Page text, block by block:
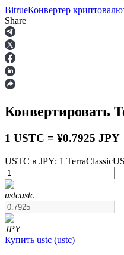
Фьючерсы
USDT-фьючерсы
Фьючерсы с
BitrueКонвертер
Share
Конвертировать
1 USTC = ¥0.7925 JPY
USTC в JPY: 1
ustcustc
JPY
Купить ustc (ustc)